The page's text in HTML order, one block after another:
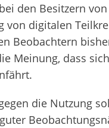
den Besitzern
digitalen
Beobachtern
Meinung, dass
die Nutzung